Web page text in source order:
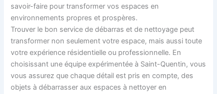
savoir-faire pour transformer vos espaces en
environnements propres et prospères.
Trouver le bon service de débarras et de nettoyage peut
transformer non seulement votre espace, mais aussi toute
votre expérience résidentielle ou professionnelle. En
choisissant une équipe expérimentée à Saint-Quentin, vous
vous assurez que chaque détail est pris en compte, des
objets à débarrasser aux espaces à nettoyer en